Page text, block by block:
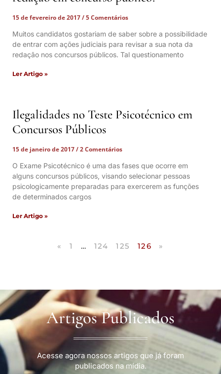
15 de fevereiro de 2017
5 Comentários
Muitos candidatos gostariam de saber sobre a possibilidade
de entrar com ações judiciais para revisar a sua nota da
redação nos concursos públicos. Tal questionamento
Ler Artigo »
Ilegalidades no Teste Psicotécnico em
Concursos Públicos
15 de janeiro de 2017
2 Comentários
O Exame Psicotécnico é uma das fases que ocorre em
alguns concursos públicos, visando selecionar pessoas
psicologicamente preparadas para exercerem as funções
de determinados cargos
Ler Artigo »
« 1 … 124 125 126 »
Artigos Publicados
Acesse agora nossos artigos que já foram
publicados na mídia.